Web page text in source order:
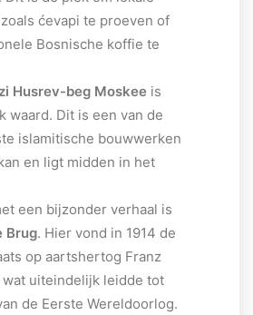
ćevapi te proeven of
Bosnische koffie te
Husrev-beg Moskee is
waard. Dit is een van de
islamitische bouwwerken
en ligt midden in het
een bijzonder verhaal is
Brug. Hier vond in 1914 de
op aartshertog Franz
wat uiteindelijk leidde tot
de Eerste Wereldoorlog.